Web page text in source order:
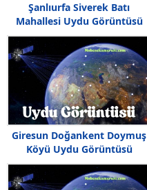
Şanlıurfa Siverek Batı
Mahallesi Uydu Görüntüsü
Haritası
Giresun Doğankent Doymuş
Köyü Uydu Görüntüsü